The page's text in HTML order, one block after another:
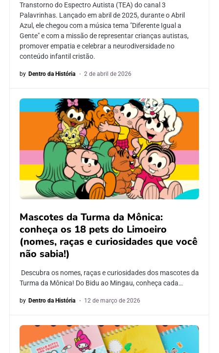
Transtorno do Espectro Autista (TEA) do canal 3
Palavrinhas. Lançado em abril de 2025, durante o Abril
Azul, ele chegou com a música tema "Diferente Igual a
Gente" e com a missão de representar crianças autistas,
promover empatia e celebrar a neurodiversidade no
conteúdo infantil cristão.
by Dentro da História 2 de abril de 2026
Mascotes da Turma da Mônica:
conheça os 18 pets do Limoeiro
(nomes, raças e curiosidades que você
não sabia!)
Descubra os nomes, raças e curiosidades dos mascotes da
Turma da Mônica! Do Bidu ao Mingau, conheça cada…
by Dentro da História 12 de março de 2026